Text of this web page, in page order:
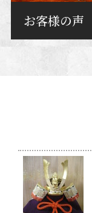
お客様の声